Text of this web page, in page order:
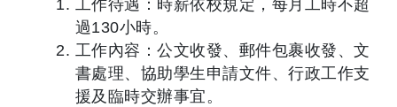
工作待遇：時薪依校規定，每月工時不超
過130小時。
工作內容：公文收發、郵件包裹收發、文
書處理、協助學生申請文件、行政工作支
援及臨時交辦事宜。